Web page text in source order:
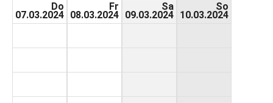
Do
07.03.2024
Fr
08.03.2024
Sa
09.03.2024
So
10.03.2024